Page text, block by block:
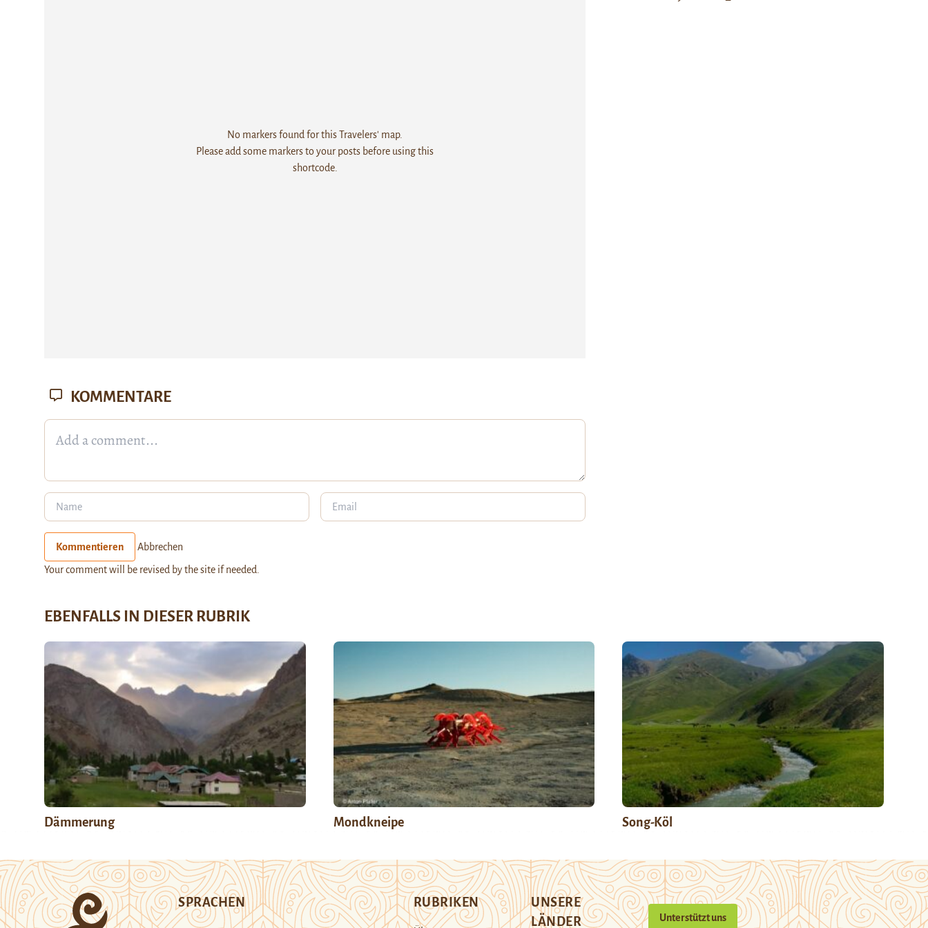
No markers found for this Travelers' map.
Please add some markers to your posts before using this
shortcode.
KOMMENTARE
Kommentieren Abbrechen
Your comment will be revised by the site if needed.
EBENFALLS IN DIESER RUBRIK
Dämmerung Mondkneipe Song-Köl
SPRACHEN RUBRIKEN
UNSERE
LÄNDER
Unterstützt uns